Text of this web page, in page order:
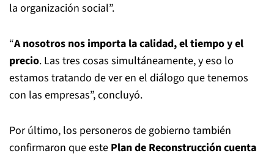
la organización social”.
“A nosotros nos importa la calidad, el tiempo y el
precio. Las tres cosas simultáneamente, y eso lo
estamos tratando de ver en el diálogo que tenemos
con las empresas”, concluyó.
Por último, los personeros de gobierno también
confirmaron que este Plan de Reconstrucción cuenta